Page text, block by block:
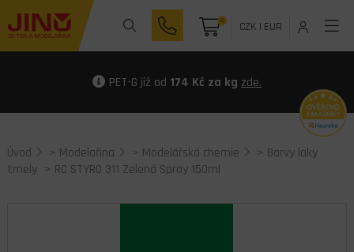
0 CZK| EUR
PET-G již od 174 Kč za kg zde.
Úvod > Modelařina > Modelářská chemie > Barvy laky
tmely > RC STYRO 311 Zelená Spray 150ml